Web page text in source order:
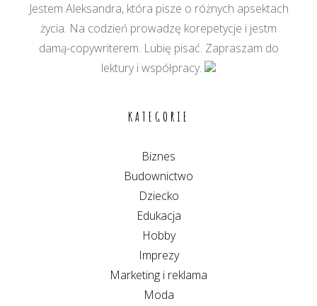
Jestem Aleksandra, która pisze o różnych apsektach
życia. Na codzień prowadzę korepetycje i jestm
damą-copywriterem. Lubię pisać. Zapraszam do
lektury i współpracy.
KATEGORIE
Biznes
Budownictwo
Dziecko
Edukacja
Hobby
Imprezy
Marketing i reklama
Moda